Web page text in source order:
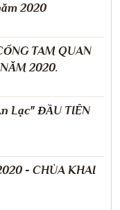
2020
TAM QUAN
2020.
Lạc" ĐẦU TIÊN
- CHÙA KHAI